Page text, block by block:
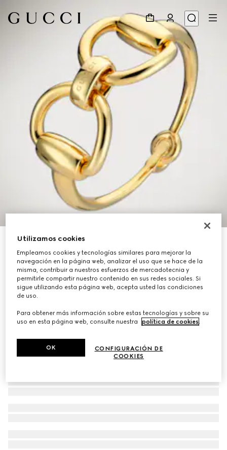
Brazalete rígido Horsebit
€ 980
Utilizamos cookies
Empleamos cookies y tecnologías similares para mejorar la
navegación en la página web, analizar el uso que se hace de la
misma, contribuir a nuestros esfuerzos de mercadotecnia y
permitirle compartir nuestro contenido en sus redes sociales. Si
sigue utilizando esta página web, acepta usted las condiciones
de uso.
Para obtener más información sobre estas tecnologías y sobre su
uso en esta página web, consulte nuestra
política de cookies
CONFIGURACIÓN DE
COOKIES
OK